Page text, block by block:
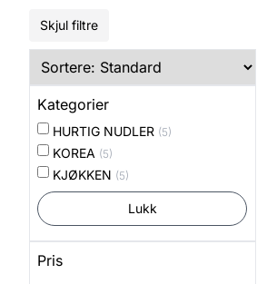
Skjul filtre
Kategorier
HURTIG NUDLER (5)
KOREA (5)
KJØKKEN (5)
Lukk
Pris